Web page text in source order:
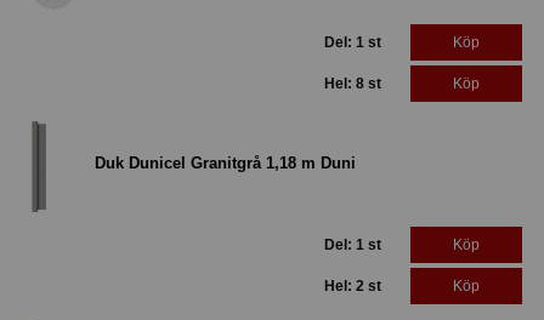
Del: 1 st Köp
Hel: 8 st Köp
Duk Dunicel Granitgrå 1,18 m Duni
Del: 1 st Köp
Hel: 2 st Köp